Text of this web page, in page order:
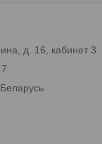
д. 16, кабинет 3.